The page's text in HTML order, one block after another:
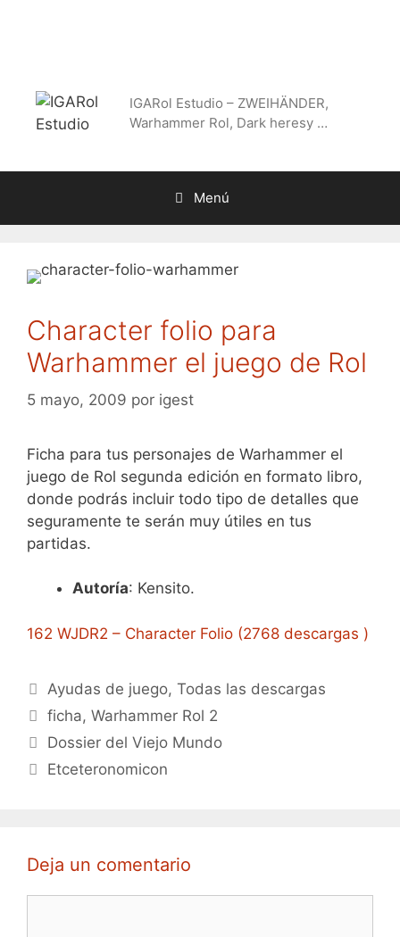
IGARol Estudio – ZWEIHÄNDER,
Warhammer Rol, Dark heresy …
Menú
Character folio para
Warhammer el juego de Rol
5 mayo, 2009 por igest
Ficha para tus personajes de Warhammer el
juego de Rol segunda edición en formato libro,
donde podrás incluir todo tipo de detalles que
seguramente te serán muy útiles en tus
partidas.
Autoría: Kensito.
162 WJDR2 – Character Folio (2768 descargas )
Categorías
Ayudas de juego,Todas las descargas
Etiquetas
ficha,Warhammer Rol 2
Dossier del Viejo Mundo
Etceteronomicon
Deja un comentario